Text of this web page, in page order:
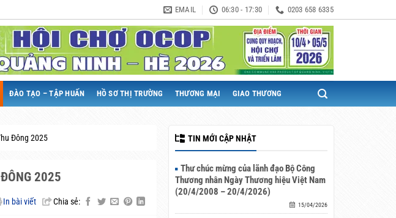
EMAIL 06:30 - 17:30 0203 658 6335
ĐÀO TẠO – TẬP HUẤN HỒ SƠ THỊ TRƯỜNG THƯƠNG MẠI GIAO THƯƠNG
Đông 2025
2025
In bài viết Chia sẻ:
TIN MỚI CẬP NHẬT
Thư chúc mừng của lãnh đạo Bộ Công
Thương nhân Ngày Thương hiệu Việt Nam
(20/4/2008 – 20/4/2026)
15/04/2026